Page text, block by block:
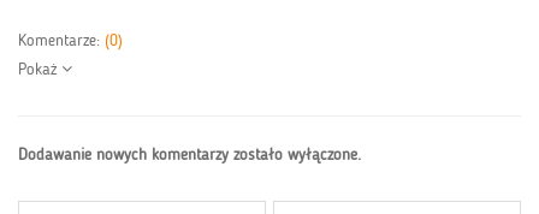
Komentarze: (0)
Pokaż
Dodawanie nowych komentarzy zostało wyłączone.